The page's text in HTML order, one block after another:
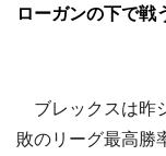
ローガンの下で戦
ブレックスは昨
敗のリーグ最高勝